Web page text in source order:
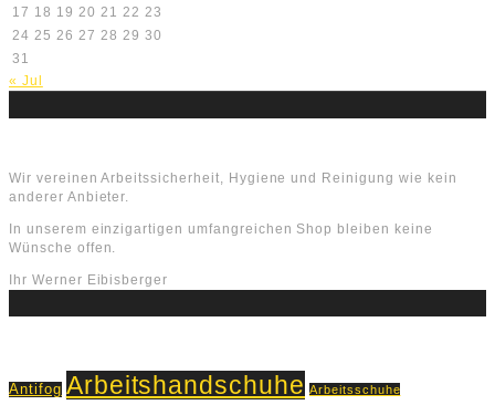
17 18 19 20 21 22 23
24 25 26 27 28 29 30
31
« Jul
Wir vereinen Arbeitssicherheit, Hygiene und Reinigung wie kein
anderer Anbieter.
In unserem einzigartigen umfangreichen Shop bleiben keine
Wünsche offen.
Ihr Werner Eibisberger
Antifog Arbeitshandschuhe Arbeitsschuhe